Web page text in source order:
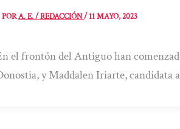
PORA. E. / REDACCIÓN/11 MAYO, 2023
el frontón del Antiguo han
y Maddalen Iriarte, candidata